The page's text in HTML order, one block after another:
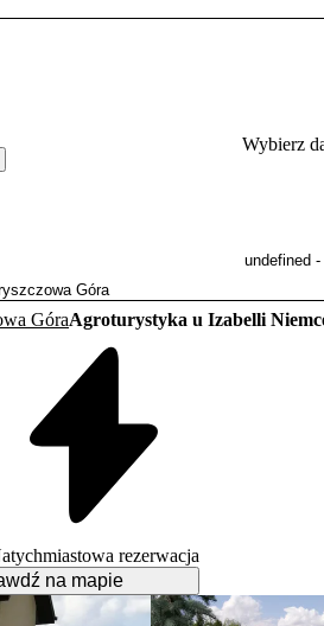
Wybierz
GóraAgroturystyka u Izabelli
rezerwacja
na mapie